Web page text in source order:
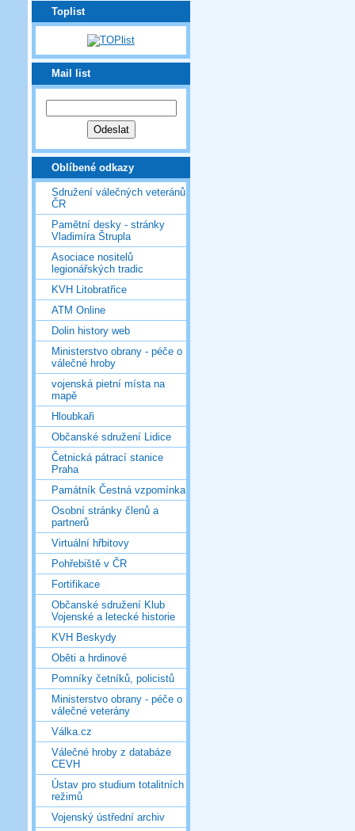
Toplist
Mail list
Oblíbené odkazy
Sdružení válečných veteránů
ČR
Pamětní desky - stránky
Vladimíra Štrupla
Asociace nositelů
legionářských tradic
KVH Litobratřice
ATM Online
Dolin history web
Ministerstvo obrany - péče o
válečné hroby
vojenská pietní místa na
mapě
Hloubkaři
Občanské sdružení Lidice
Četnická pátrací stanice
Praha
Památník Čestná vzpomínka
Osobní stránky členů a
partnerů
Virtuální hřbitovy
Pohřebiště v ČR
Fortifikace
Občanské sdružení Klub
Vojenské a letecké historie
KVH Beskydy
Oběti a hrdinové
Pomníky četníků, policistů
Ministerstvo obrany - péče o
válečné veterány
Válka.cz
Válečné hroby z databáze
CEVH
Ústav pro studium totalitních
režimů
Vojenský ústřední archiv